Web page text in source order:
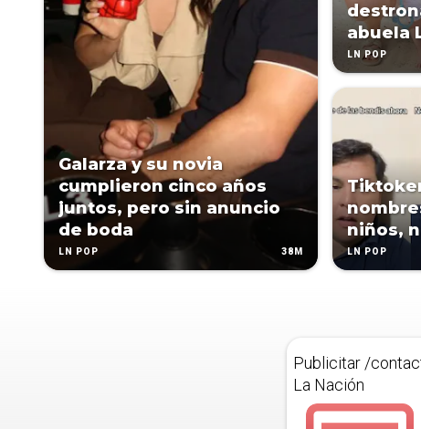
Galarza y su novia
cumplieron cinco años
juntos, pero sin anuncio
de boda
LN POP 38M
abuela
LN POP
niños,
LN POP
Publicitar /
La Nación